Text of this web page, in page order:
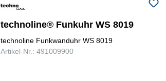
technoline® Funkuhr WS 8019
technoline Funkwanduhr WS 8019
Artikel-Nr.: 491009900